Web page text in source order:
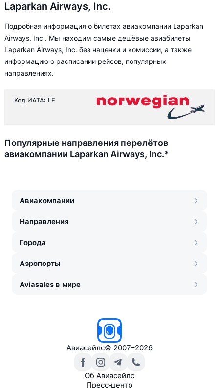
Laparkan Airways, Inc.
Подробная информация о билетах авиакомпании Laparkan
Airways, Inc.. Мы находим самые дешёвые авиабилеты
Laparkan Airways, Inc. без наценки и комиссии, а также
информацию о расписании рейсов, популярных
направлениях.
Код ИАТА: LE
Популярные направления перелётов
авиакомпании Laparkan Airways, Inc.*
Авиакомпании
Направления
Города
Аэропорты
Aviasales в мире
Авиасейлс© 2007–2026
Об Авиасейлс
Пресс‑центр